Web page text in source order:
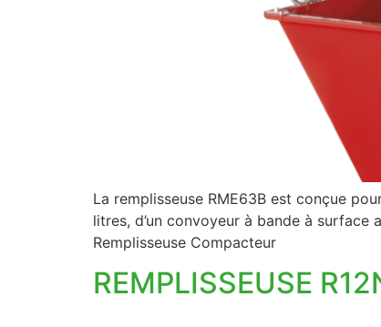
La remplisseuse RME63B est conçue
litres, d’un convoyeur à bande à surface
Remplisseuse Compacteur
REMPLISSEUSE